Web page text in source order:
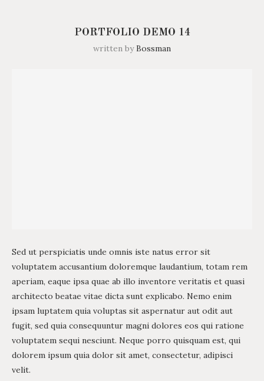
PORTFOLIO DEMO 14
written byBossman
Sed ut perspiciatis unde omnis iste natus error sit
voluptatem accusantium doloremque laudantium, totam rem
aperiam, eaque ipsa quae ab illo inventore veritatis et quasi
architecto beatae vitae dicta sunt explicabo. Nemo enim
ipsam luptatem quia voluptas sit aspernatur aut odit aut
fugit, sed quia consequuntur magni dolores eos qui ratione
voluptatem sequi nesciunt. Neque porro quisquam est, qui
dolorem ipsum quia dolor sit amet, consectetur, adipisci
velit.